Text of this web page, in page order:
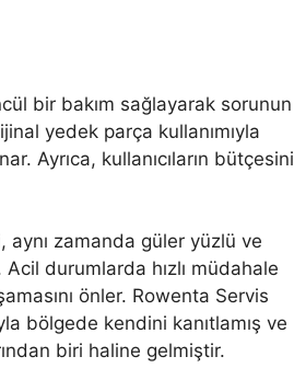
bir bakım sağlayarak sorunun
yedek parça kullanımıyla
Ayrıca, kullanıcıların bütçesini
zamanda güler yüzlü ve
durumlarda hızlı müdahale
önler. Rowenta Servis
bölgede kendini kanıtlamış ve
biri haline gelmiştir.